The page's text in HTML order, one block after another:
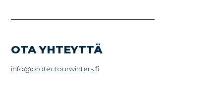
OTA YHTEYTTÄ
info@protectourwinters.fi